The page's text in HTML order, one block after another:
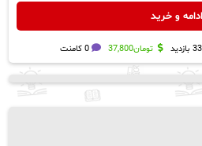
ادامه و خرید
تومان37,800 0 کامنت